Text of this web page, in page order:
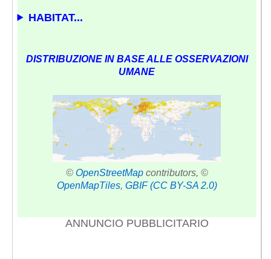
HABITAT...
DISTRIBUZIONE IN BASE ALLE OSSERVAZIONI
UMANE
© OpenStreetMapcontributors, ©
OpenMapTiles, GBIF (CC BY-SA 2.0)
ANNUNCIO PUBBLICITARIO